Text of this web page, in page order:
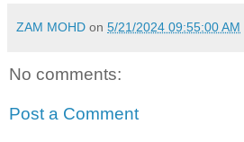
ZAM MOHD on 5/21/2024 09:55:00 AM
No comments:
Post a Comment